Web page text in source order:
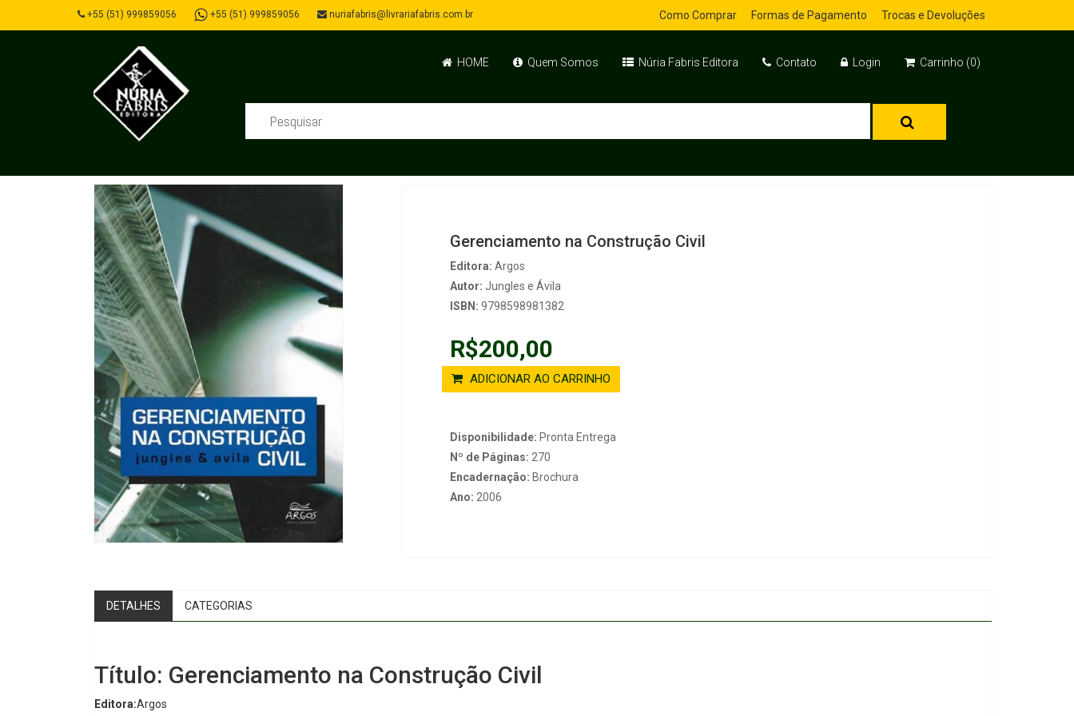
+55 (51) 999859056 +55 (51) 999859056 nuriafabris@livrariafabris.com.br Como Comprar Formas de Pagamento Trocas e Devoluções
HOME Quem Somos Núria Fabris Editora Contato Login Carrinho (0)
Gerenciamento na Construção Civil
Editora: Argos
Autor: Jungles e Ávila
ISBN: 9798598981382
R$200,00
ADICIONAR AO CARRINHO
Disponibilidade: Pronta Entrega
Nº de Páginas: 270
Encadernação: Brochura
Ano: 2006
DETALHES CATEGORIAS
Título: Gerenciamento na Construção Civil
Editora:Argos